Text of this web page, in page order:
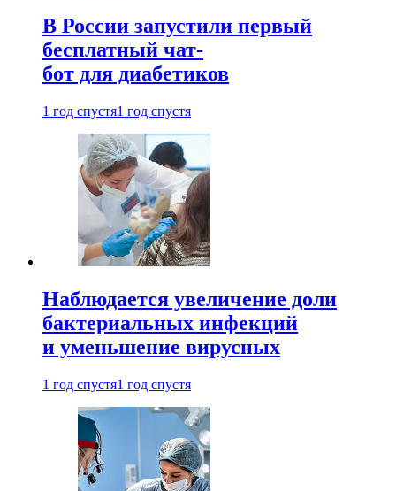
В России запустили первый
бесплатный чат-
бот для диабетиков
1 год спустя1 год спустя
Наблюдается увеличение доли
бактериальных инфекций
и уменьшение вирусных
1 год спустя1 год спустя